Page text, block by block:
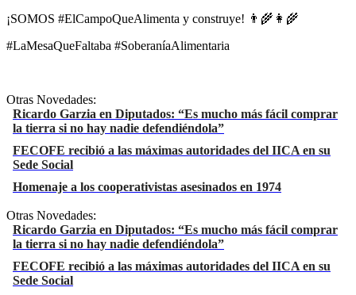
¡SOMOS #ElCampoQueAlimenta y construye! 👨‍🌾👩‍🌾
#LaMesaQueFaltaba #SoberaníaAlimentaria
Otras Novedades:
Ricardo Garzia en Diputados: “Es mucho más fácil comprar
la tierra si no hay nadie defendiéndola”
FECOFE recibió a las máximas autoridades del IICA en su
Sede Social
Homenaje a los cooperativistas asesinados en 1974
Otras Novedades:
Ricardo Garzia en Diputados: “Es mucho más fácil comprar
la tierra si no hay nadie defendiéndola”
FECOFE recibió a las máximas autoridades del IICA en su
Sede Social